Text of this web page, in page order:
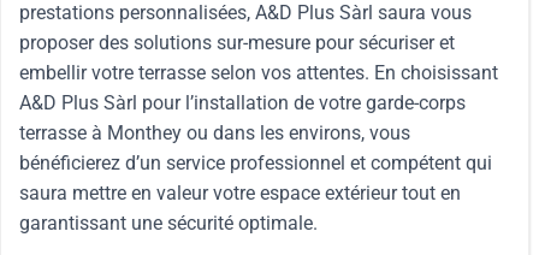
prestations personnalisées, A&D Plus Sàrl saura vous
proposer des solutions sur-mesure pour sécuriser et
embellir votre terrasse selon vos attentes. En choisissant
A&D Plus Sàrl pour l’installation de votre garde-corps
terrasse à Monthey ou dans les environs, vous
bénéficierez d’un service professionnel et compétent qui
saura mettre en valeur votre espace extérieur tout en
garantissant une sécurité optimale.